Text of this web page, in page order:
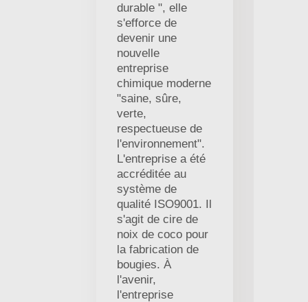
durable ", elle
s'efforce de
devenir une
nouvelle
entreprise
chimique moderne
"saine, sûre,
verte,
respectueuse de
l'environnement".
L'entreprise a été
accréditée au
système de
qualité ISO9001. Il
s'agit de cire de
noix de coco pour
la fabrication de
bougies. À
l'avenir,
l'entreprise